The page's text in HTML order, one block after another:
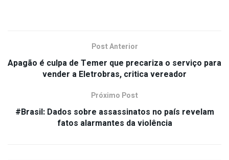
Post Anterior
Apagão é culpa de Temer que precariza o serviço para
vender a Eletrobras, critica vereador
Próximo Post
#Brasil: Dados sobre assassinatos no país revelam
fatos alarmantes da violência